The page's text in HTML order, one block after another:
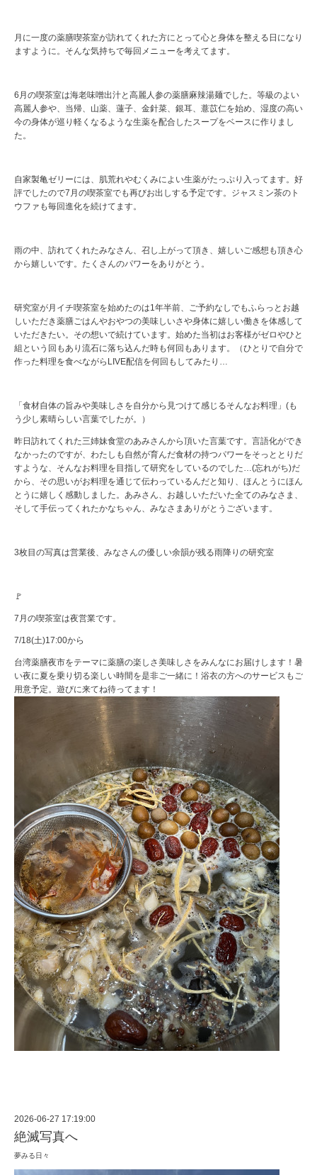
月に一度の薬膳喫茶室が訪れてくれた方にとって心と身体を整える日になり
ますように。そんな気持ちで毎回メニューを考えてます。
6月の喫茶室は海老味噌出汁と高麗人参の薬膳麻辣湯麺でした。等級のよい
高麗人参や、当帰、山薬、蓮子、金針菜、銀耳、薏苡仁を始め、湿度の高い
今の身体が巡り軽くなるような生薬を配合したスープをベースに作りまし
た。
自家製亀ゼリーには、肌荒れやむくみによい生薬がたっぷり入ってます。好
評でしたので7月の喫茶室でも再びお出しする予定です。ジャスミン茶のト
ウファも毎回進化を続けてます。
雨の中、訪れてくれたみなさん、召し上がって頂き、嬉しいご感想も頂き心
から嬉しいです。たくさんのパワーをありがとう。
研究室が月イチ喫茶室を始めたのは1年半前、ご予約なしでもふらっとお越
しいただき薬膳ごはんやおやつの美味しいさや身体に嬉しい働きを体感して
いただきたい。その想いで続けています。始めた当初はお客様がゼロやひと
組という回もあり流石に落ち込んだ時も何回もあります。（ひとりで自分で
作った料理を食べながらLIVE配信を何回もしてみたり…
「食材自体の旨みや美味しさを自分から見つけて感じるそんなお料理」(も
う少し素晴らしい言葉でしたが。）
昨日訪れてくれた三姉妹食堂のあみさんから頂いた言葉です。言語化ができ
なかったのですが、わたしも自然が育んだ食材の持つパワーをそっととりだ
すような、そんなお料理を目指して研究をしているのでした…(忘れがち)だ
から、その思いがお料理を通じて伝わっているんだと知り、ほんとうにほん
とうに嬉しく感動しました。あみさん、お越しいただいた全てのみなさま、
そして手伝ってくれたかなちゃん、みなさまありがとうございます。
3枚目の写真は営業後、みなさんの優しい余韻が残る雨降りの研究室
🚩
7月の喫茶室は夜営業です。
7/18(土)17:00から
台湾薬膳夜市をテーマに薬膳の楽しさ美味しさをみんなにお届けします！暑
い夜に夏を乗り切る楽しい時間を是非ご一緒に！浴衣の方へのサービスもご
用意予定。遊びに来てね待ってます！
2026-06-27 17:19:00
絶滅写真へ
夢みる日々